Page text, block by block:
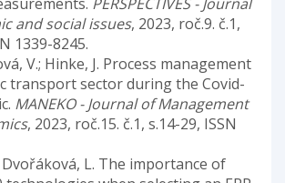
and social issues, 2023, roč.9. č.1,
1339-8245.
V.; Hinke, J. Process management
transport sector during the Covid-
MANEKO - Journal of Management
, 2023, roč.15. č.1, s.14-29, ISSN
Dvořáková, L. The importance of